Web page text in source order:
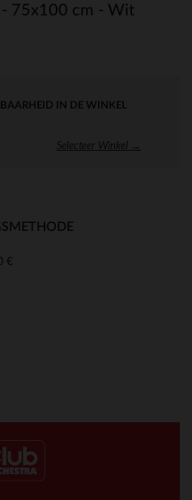
- 75x100 cm - Wit
IN DE WINKEL
Selecteer Winkel →
€